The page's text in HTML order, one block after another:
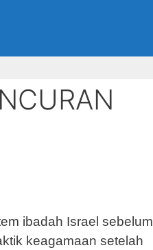
ibadah Israel sebelum
keagamaan setelah